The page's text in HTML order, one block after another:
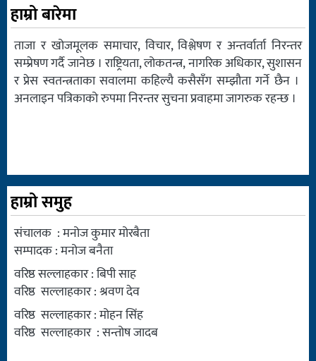
हाम्रो बारेमा
ताजा र खोजमूलक समाचार, विचार, विश्लेषण र अन्तर्वार्ता निरन्तर
सम्प्रेषण गर्दै जानेछ । राष्ट्रियता, लोकतन्त्र, नागरिक अधिकार, सुशासन
र प्रेस स्वतन्त्रताका सवालमा कहिल्यै कसैसँग सम्झौता गर्ने छैन ।
अनलाइन पत्रिकाको रुपमा निरन्तर सुचना प्रवाहमा जागरुक रहन्छ ।
हाम्रो समुह
संचालक : मनोज कुमार मोरबैता
सम्पादक : मनोज बनैता
वरिष्ठ सल्लाहकार : बिपी साह
वरिष्ठ सल्लाहकार : श्रवण देव
वरिष्ठ सल्लाहकार : मोहन सिंह
वरिष्ठ सल्लाहकार : सन्तोष जादब